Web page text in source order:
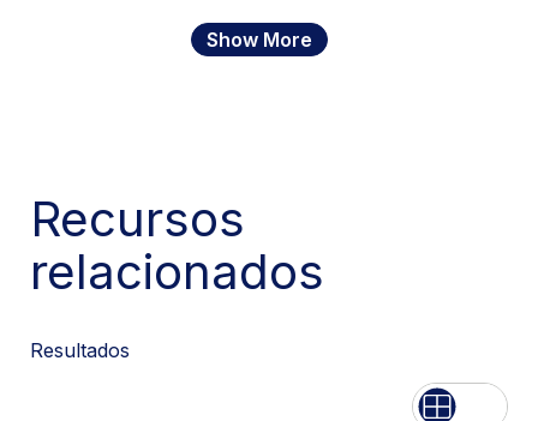
Show More
Recursos
relacionados
Resultados
Lista Rede